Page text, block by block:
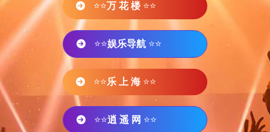
⭐⭐万 花 楼 ⭐⭐
⭐⭐娱乐导航 ⭐⭐
⭐⭐乐 上 海 ⭐⭐
⭐⭐逍 遥 网 ⭐⭐